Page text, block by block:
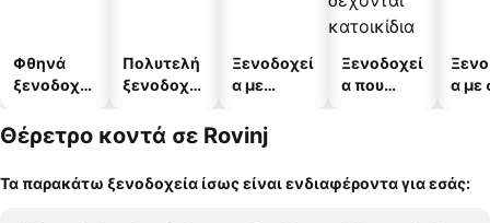
Φθηνά
ξενοδοχεί
Πολυτελή
ξενοδοχεί
Ξενοδοχεί
α με
Ξενοδοχεί
α που
α με
Θέρετρο κοντά σε Rovinj
Τα παρακάτω ξενοδοχεία ίσως είναι ενδιαφέροντα για εσάς: